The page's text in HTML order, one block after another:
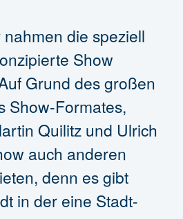
die speziell
Show
Grund des großen
Show-Formates,
Quilitz und Ulrich
auch anderen
denn es gibt
in der eine Stadt-